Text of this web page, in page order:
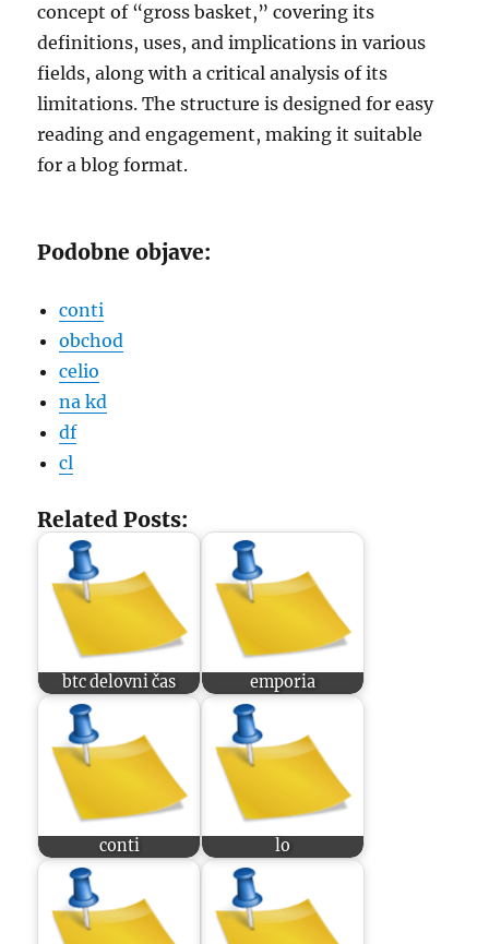
concept of “gross basket,” covering its
definitions, uses, and implications in various
fields, along with a critical analysis of its
limitations. The structure is designed for easy
reading and engagement, making it suitable
for a blog format.
Podobne objave:
conti
obchod
celio
na kd
df
cl
Related Posts:
btc delovni čas emporia
conti lo